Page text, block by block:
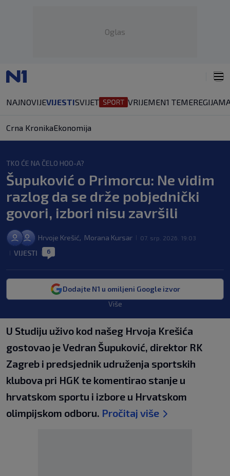
Oglas
NAJNOVIJEVIJESTISVIJET VRIJEMEN1 TEMEREGIJA
Crna KronikaEkonomija
TKO ĆE NA ČELO HOO-A?
Šupuković o Primorcu: Ne vidim
razlog da se drže pobjednički
govori, izbori nisu završili
Hrvoje Krešić, Morana Kursar 07. srp. 2026. 19:03
VIJESTI 6
Dodajte N1 u omiljeni Google izvor
Više
U Studiju uživo kod našeg Hrvoja Krešića
gostovao je Vedran Šupuković, direktor RK
Zagreb i predsjednik udruženja sportskih
klubova pri HGK te komentirao stanje u
hrvatskom sportu i izbore u Hrvatskom
olimpijskom odboru. Pročitaj više